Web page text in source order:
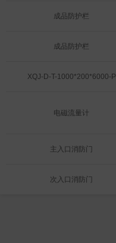
成品防护栏
成品防护栏
XQJ-D-T-1000*200*6000-P
电磁流量计
主入口消防门
次入口消防门